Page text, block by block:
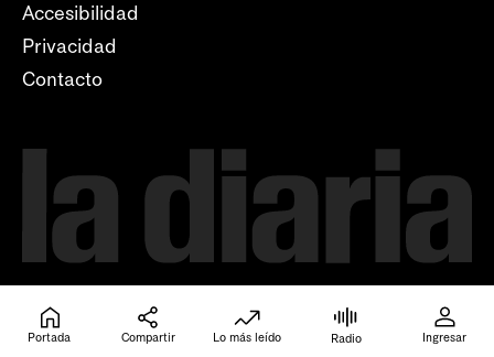
Accesibilidad
Privacidad
Contacto
Portada Compartir Lo más leído Radio Ingresar